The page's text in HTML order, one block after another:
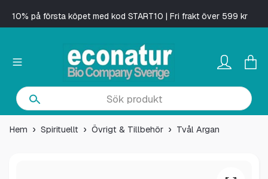
10% på första köpet med kod START10 | Fri frakt över 599 kr
Hem Spirituellt Övrigt & Tillbehör Tvål Argan